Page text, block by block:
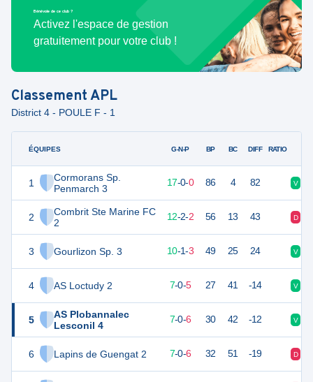
Bénévole de ce club ?
Activez l'espace de gestion
gratuitement pour votre club !
ClassementAPL
District 4 - POULE F - 1
ÉQUIPES
1
Cormorans Sp.
Penmarch 3
2
Combrit Ste Marine FC
2
3 Gourlizon Sp. 3
4 AS Loctudy 2
5
AS Plobannalec
Lesconil 4
6 Lapins de Guengat 2
G-N-P BP BC DIFF RATIO
17-0-0 86 4 82 V
38 16 12-2-2 56 13 43 D
10-1-3 49 25 24 V
7-0-5 27 41 -14 V
17 7-0-6 30 42 -12 V
17 17 7-0-6 32 51 -19 D